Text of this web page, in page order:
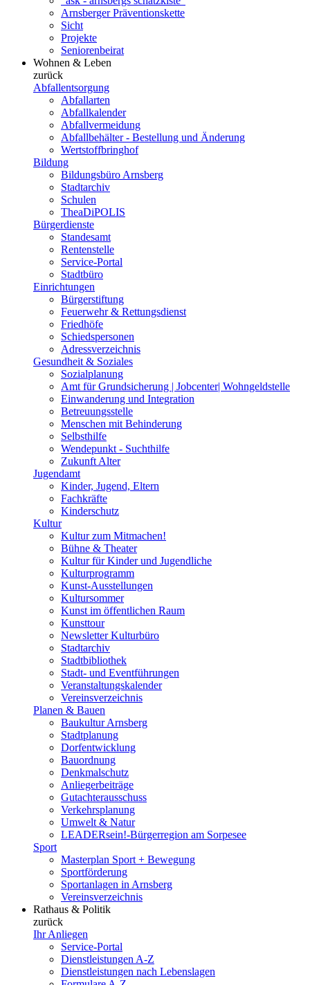
Arnsberger Präventionskette
Sicht
Projekte
Seniorenbeirat
Wohnen & Leben
zurück
Abfallentsorgung
Abfallarten
Abfallkalender
Abfallvermeidung
Abfallbehälter - Bestellung und Änderung
Wertstoffbringhof
Bildung
Bildungsbüro Arnsberg
Stadtarchiv
Schulen
TheaDiPOLIS
Bürgerdienste
Standesamt
Rentenstelle
Service-Portal
Stadtbüro
Einrichtungen
Bürgerstiftung
Feuerwehr & Rettungsdienst
Friedhöfe
Schiedspersonen
Adressverzeichnis
Gesundheit & Soziales
Sozialplanung
Amt für Grundsicherung | Jobcenter| Wohngeldstelle
Einwanderung und Integration
Betreuungsstelle
Menschen mit Behinderung
Selbsthilfe
Wendepunkt - Suchthilfe
Zukunft Alter
Jugendamt
Kinder, Jugend, Eltern
Fachkräfte
Kinderschutz
Kultur
Kultur zum Mitmachen!
Bühne & Theater
Kultur für Kinder und Jugendliche
Kulturprogramm
Kunst-Ausstellungen
Kultursommer
Kunst im öffentlichen Raum
Kunsttour
Newsletter Kulturbüro
Stadtarchiv
Stadtbibliothek
Stadt- und Eventführungen
Veranstaltungskalender
Vereinsverzeichnis
Planen & Bauen
Baukultur Arnsberg
Stadtplanung
Dorfentwicklung
Bauordnung
Denkmalschutz
Anliegerbeiträge
Gutachterausschuss
Verkehrsplanung
Umwelt & Natur
LEADERsein!-Bürgerregion am Sorpesee
Sport
Masterplan Sport + Bewegung
Sportförderung
Sportanlagen in Arnsberg
Vereinsverzeichnis
Rathaus & Politik
zurück
Ihr Anliegen
Service-Portal
Dienstleistungen A-Z
Dienstleistungen nach Lebenslagen